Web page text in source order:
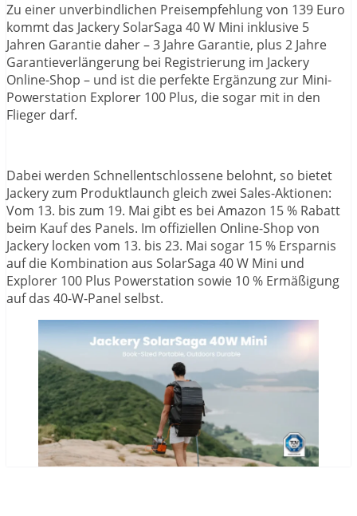
Zu einer unverbindlichen Preisempfehlung von 139 Euro
kommt das Jackery SolarSaga 40 W Mini inklusive 5
Jahren Garantie daher – 3 Jahre Garantie, plus 2 Jahre
Garantieverlängerung bei Registrierung im Jackery
Online-Shop – und ist die perfekte Ergänzung zur Mini-
Powerstation Explorer 100 Plus, die sogar mit in den
Flieger darf.
Dabei werden Schnellentschlossene belohnt, so bietet
Jackery zum Produktlaunch gleich zwei Sales-Aktionen:
Vom 13. bis zum 19. Mai gibt es bei Amazon 15 % Rabatt
beim Kauf des Panels. Im offiziellen Online-Shop von
Jackery locken vom 13. bis 23. Mai sogar 15 % Ersparnis
auf die Kombination aus SolarSaga 40 W Mini und
Explorer 100 Plus Powerstation sowie 10 % Ermäßigung
auf das 40-W-Panel selbst.